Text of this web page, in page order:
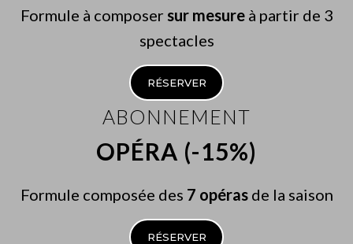
Formule à composer sur mesureà partir de 3
spectacles
RÉSERVER
ABONNEMENT
OPÉRA (-15%)
Formule composée des 7 opérasde la saison
RÉSERVER